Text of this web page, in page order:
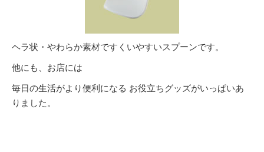
ヘラ状・やわらか素材ですくいやすいスプーンです。
他にも、お店には
毎日の生活がより便利になる お役立ちグッズがいっぱいあ
りました。